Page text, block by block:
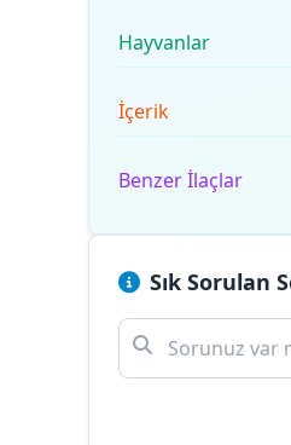
Hayvanlar
İçerik
Benzer İlaçlar
Sık Sorulan